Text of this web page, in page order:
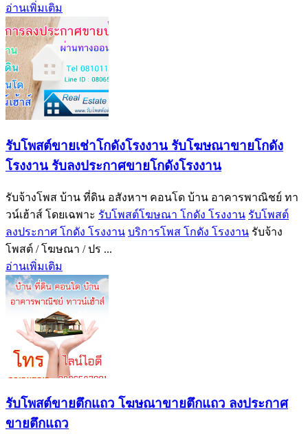
อ่านเพิ่มเติม
รับโพสต์ขายเช่าโกดังโรงงาน รับโฆษณาขายโกดัง
โรงงาน รับลงประกาศขายโกดังโรงงาน
รับจ้างโพส บ้าน ที่ดิน อสังหาฯ คอนโด บ้าน อาคารพาณิชย์ ทา
วน์เฮ้าส์ โดยเฉพาะ รับโพสต์โฆษณา โกดัง โรงงาน รับโพสต์
ลงประกาศ โกดัง โรงงาน บริการโพส โกดัง โรงงาน รับจ้าง
โพสต์ / โฆษณา / ปร ...
อ่านเพิ่มเติม
รับโพสต์ขายตึกแถว โฆษณาขายตึกแถว ลงประกาศ
ขายตึกแถว